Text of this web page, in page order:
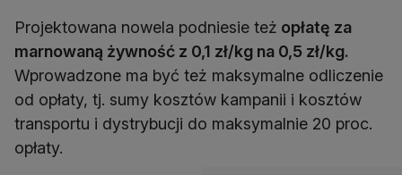
Projektowana nowela podniesie też opłatę za
marnowaną żywność z 0,1 zł/kg na 0,5 zł/kg.
Wprowadzone ma być też maksymalne odliczenie
od opłaty, tj. sumy kosztów kampanii i kosztów
transportu i dystrybucji do maksymalnie 20 proc.
opłaty.